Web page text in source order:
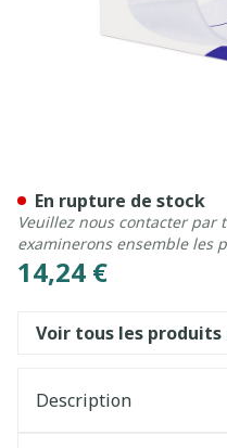
14,24 €
En rupture de stock
Veuillez nous contacter par
examinerons ensemble les
Voir tous les
Description